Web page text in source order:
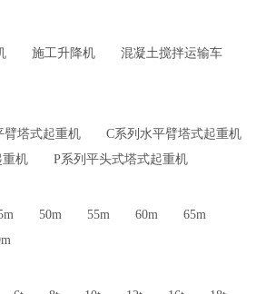
施工升降机
混凝土搅拌运输车
臂塔式起重机
C系列水平臂塔式起重机
重机
P系列平头式塔式起重机
50m 55m 60m
65m